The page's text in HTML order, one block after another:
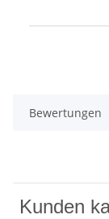
Bewertungen
Kunden